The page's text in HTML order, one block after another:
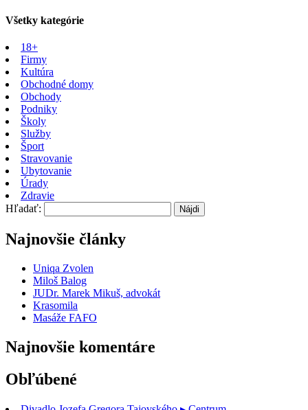
Všetky kategórie
18+
Firmy
Kultúra
Obchodné domy
Obchody
Podniky
Školy
Služby
Šport
Stravovanie
Ubytovanie
Úrady
Zdravie
Hľadať:
Najnovšie články
Uniqa Zvolen
Miloš Balog
JUDr. Marek Mikuš, advokát
Krasomila
Masáže FAFO
Najnovšie komentáre
Obľúbené